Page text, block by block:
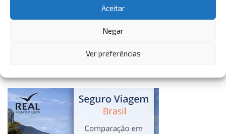
Aceitar
Negar
Ver preferências